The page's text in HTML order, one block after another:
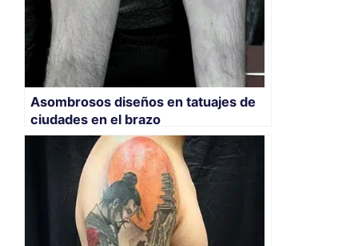
Asombrosos diseños en tatuajes de
ciudades en el brazo